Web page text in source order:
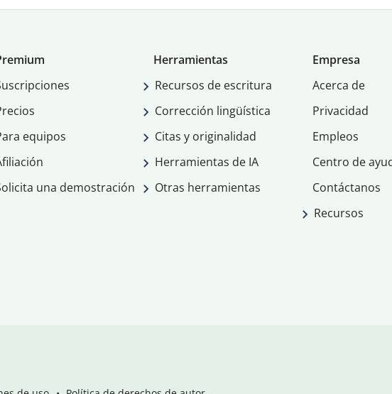
equipos
una demostración
Herramientas
Recursos de escritura
Corrección lingüística
Citas y originalidad
Herramientas de IA
Otras herramientas
Empresa
Acerca de
Privacidad
Empleos
Centro de
Contáctanos
Recursos